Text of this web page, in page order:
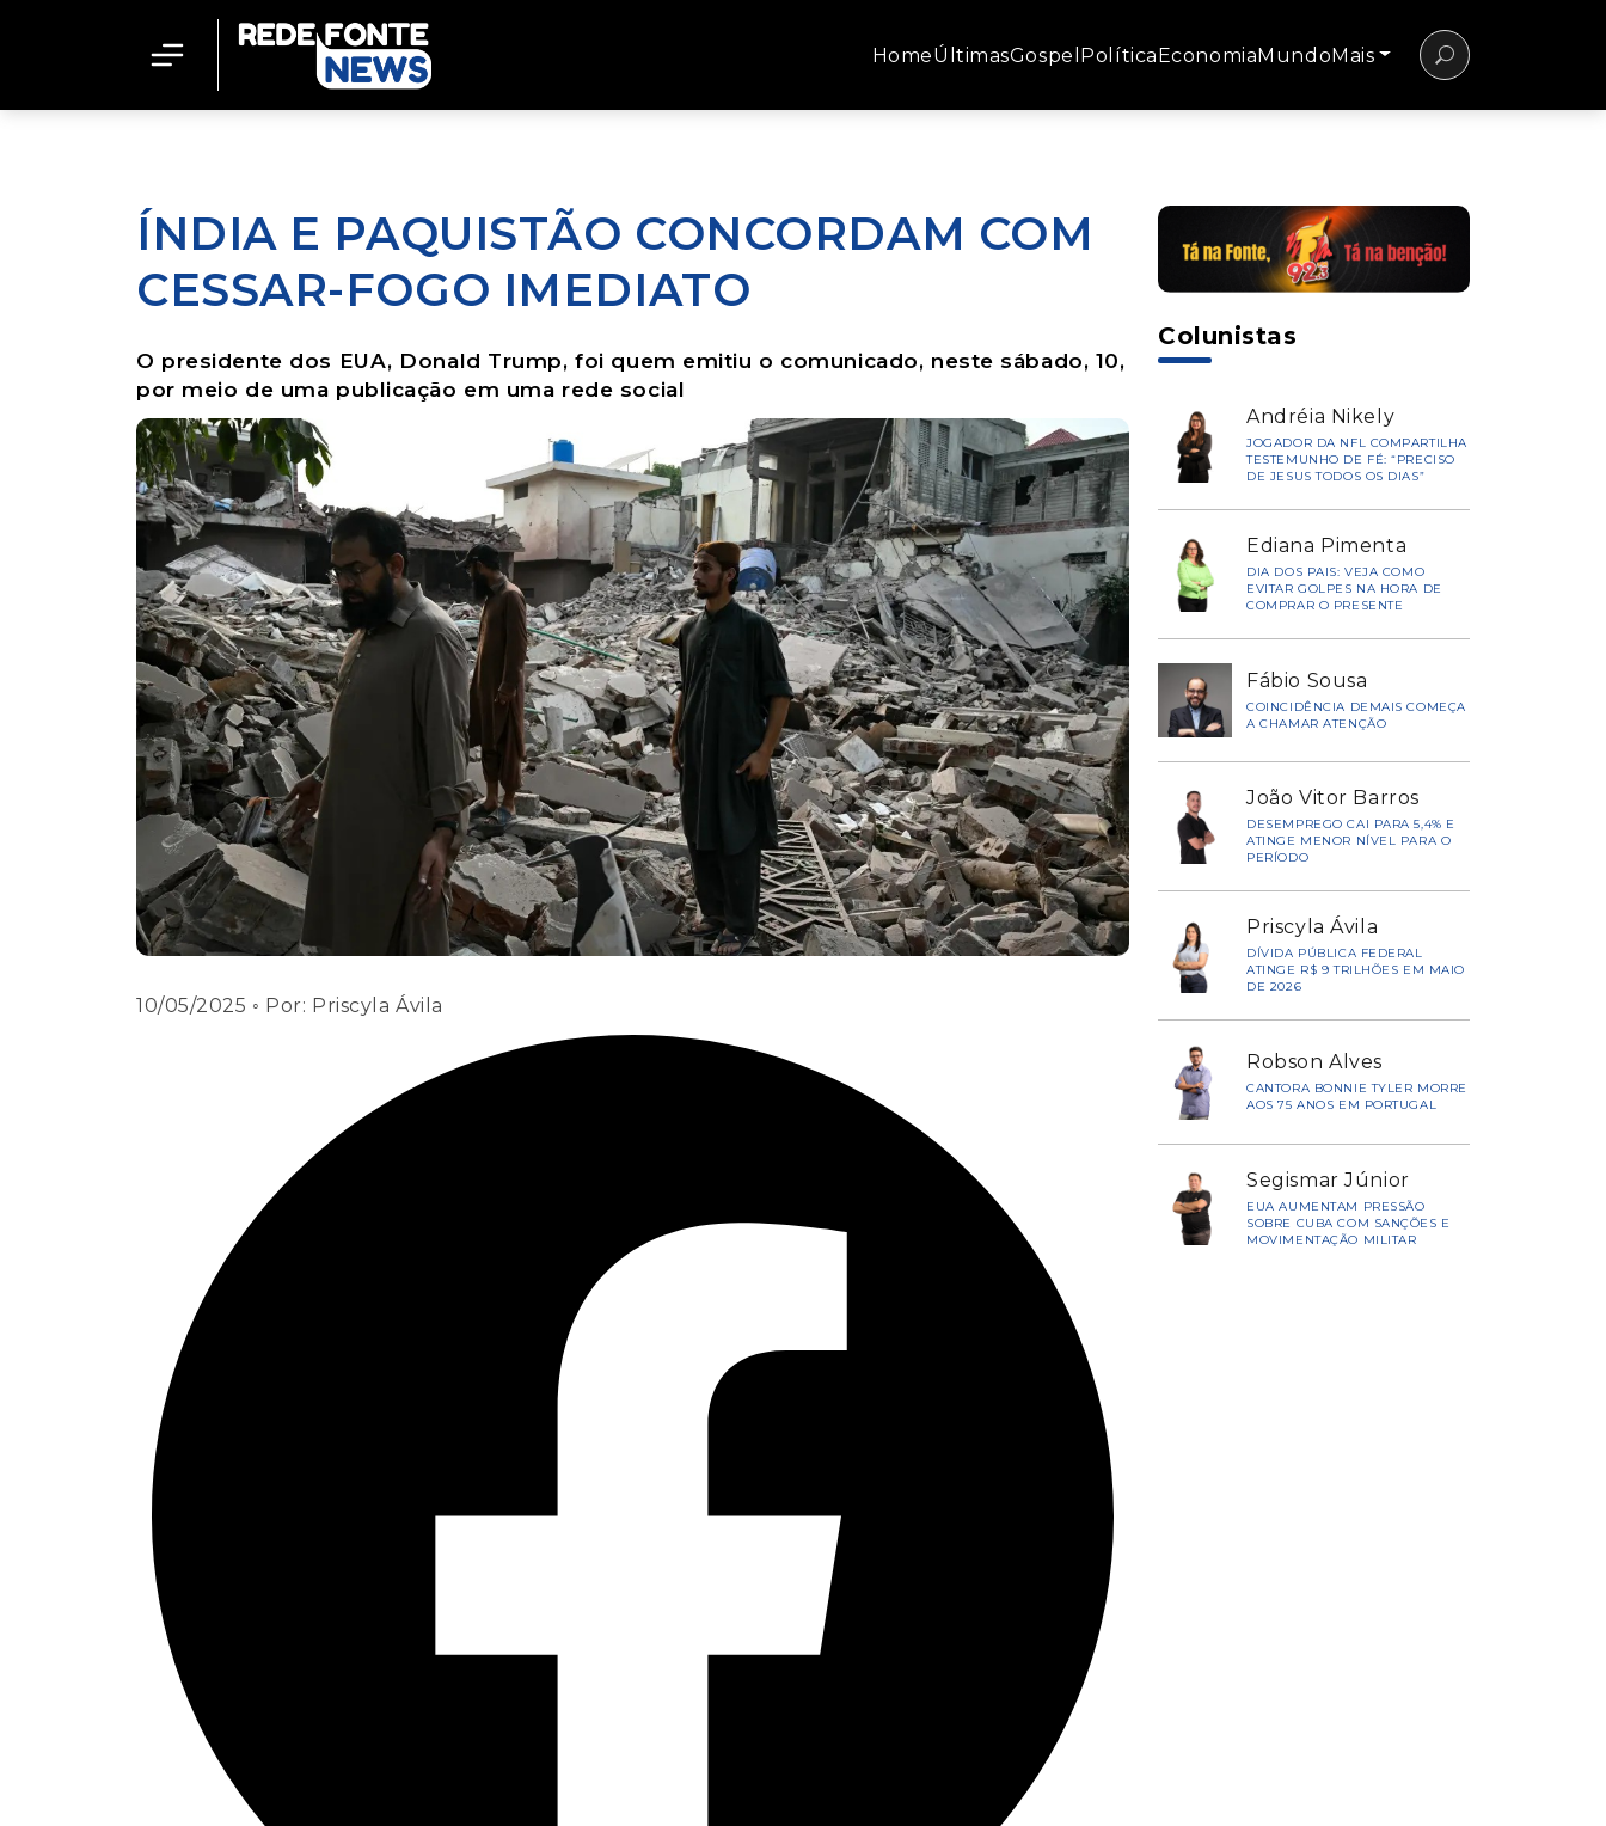
HomeÚltimasGospel PolíticaEconomiaMundoMais
ÍNDIA E PAQUISTÃO CONCORDAM COM
CESSAR-FOGO IMEDIATO
O presidente dos EUA, Donald Trump, foi quem emitiu o comunicado, neste sábado, 10,
por meio de uma publicação em uma rede social
10/05/2025 ◦ Por: Priscyla Ávila
Colunistas
Andréia Nikely
JOGADOR DA NFL COMPARTILHA
TESTEMUNHO DE FÉ: “PRECISO
DE JESUS TODOS OS DIAS”
Ediana Pimenta
DIA DOS PAIS: VEJA COMO
EVITAR GOLPES NA HORA DE
COMPRAR O PRESENTE
Fábio Sousa
COINCIDÊNCIA DEMAIS COMEÇA
A CHAMAR ATENÇÃO
João Vitor Barros
DESEMPREGO CAI PARA 5,4% E
ATINGE MENOR NÍVEL PARA O
PERÍODO
Priscyla Ávila
DÍVIDA PÚBLICA FEDERAL
ATINGE R$ 9 TRILHÕES EM MAIO
DE 2026
Robson Alves
CANTORA BONNIE TYLER MORRE
AOS 75 ANOS EM PORTUGAL
Segismar Júnior
EUA AUMENTAM PRESSÃO
SOBRE CUBA COM SANÇÕES E
MOVIMENTAÇÃO MILITAR